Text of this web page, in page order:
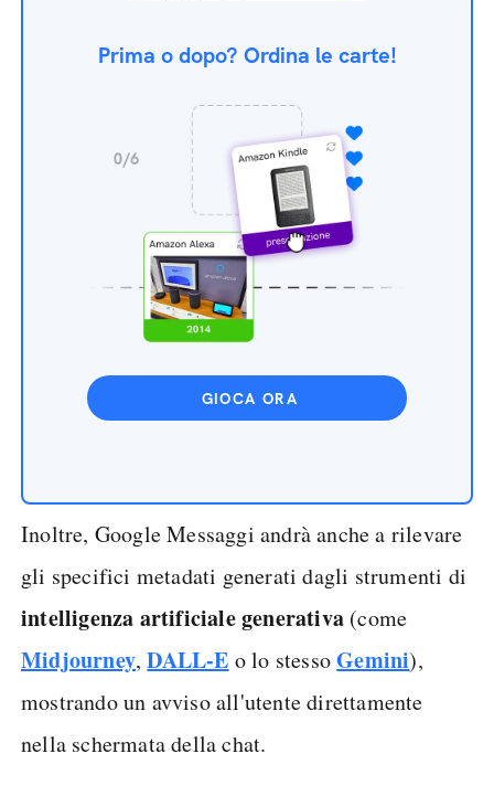
Prima o dopo? Ordina le carte!
GIOCA ORA
Inoltre, Google Messaggi andrà anche a rilevare
gli specifici metadati generati dagli strumenti di
intelligenza artificiale generativa (come
Midjourney,DALL-E o lo stessoGemini),
mostrando un avviso all'utente direttamente
nella schermata della chat.